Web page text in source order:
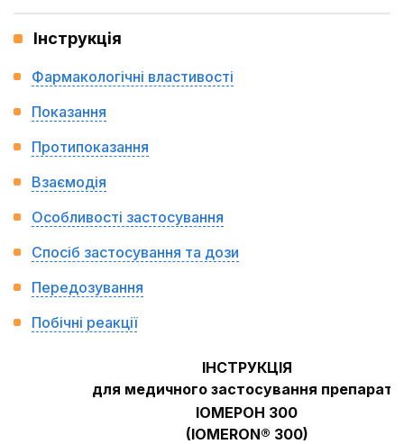
Інструкція
Фармакологічні властивості
Показання
Протипоказання
Взаємодія
Особливості застосування
Спосіб застосування та дози
Передозування
Побічні реакції
ІНСТРУКЦІЯ
для медичного застосування препарату
ІОМЕРОН 300
(IOMERON® 300)